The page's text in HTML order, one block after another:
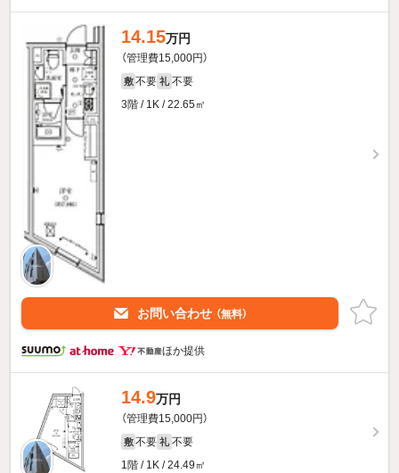
14.15万円
（管理費15,000円）
敷 不要 礼 不要
3階 / 1K / 22.65㎡
お問い合わせ （無料）
ほか提供
14.9万円
（管理費15,000円）
敷 不要 礼 不要
1階 / 1K / 24.49㎡